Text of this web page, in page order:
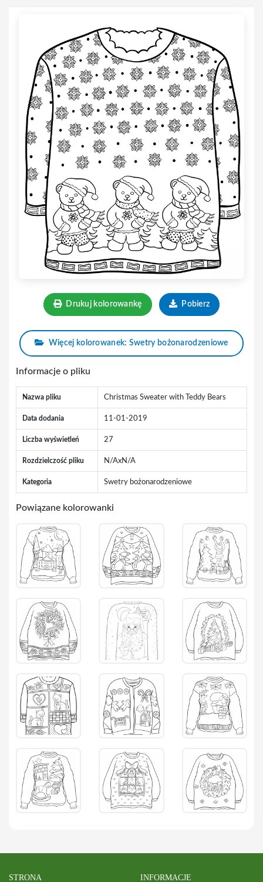
Drukuj kolorowankę Pobierz
Więcej kolorowanek: Swetry bożonarodzeniowe
Informacje o pliku
Nazwa pliku Christmas Sweater with Teddy Bears
Data dodania 11-01-2019
Liczba wyświetleń 27
Rozdzielczość pliku N/AxN/A
Kategoria Swetry bożonarodzeniowe
Powiązane kolorowanki
STRONA INFORMACJE